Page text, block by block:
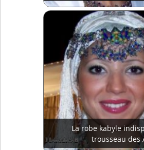
La robe kabyle
trousseau des